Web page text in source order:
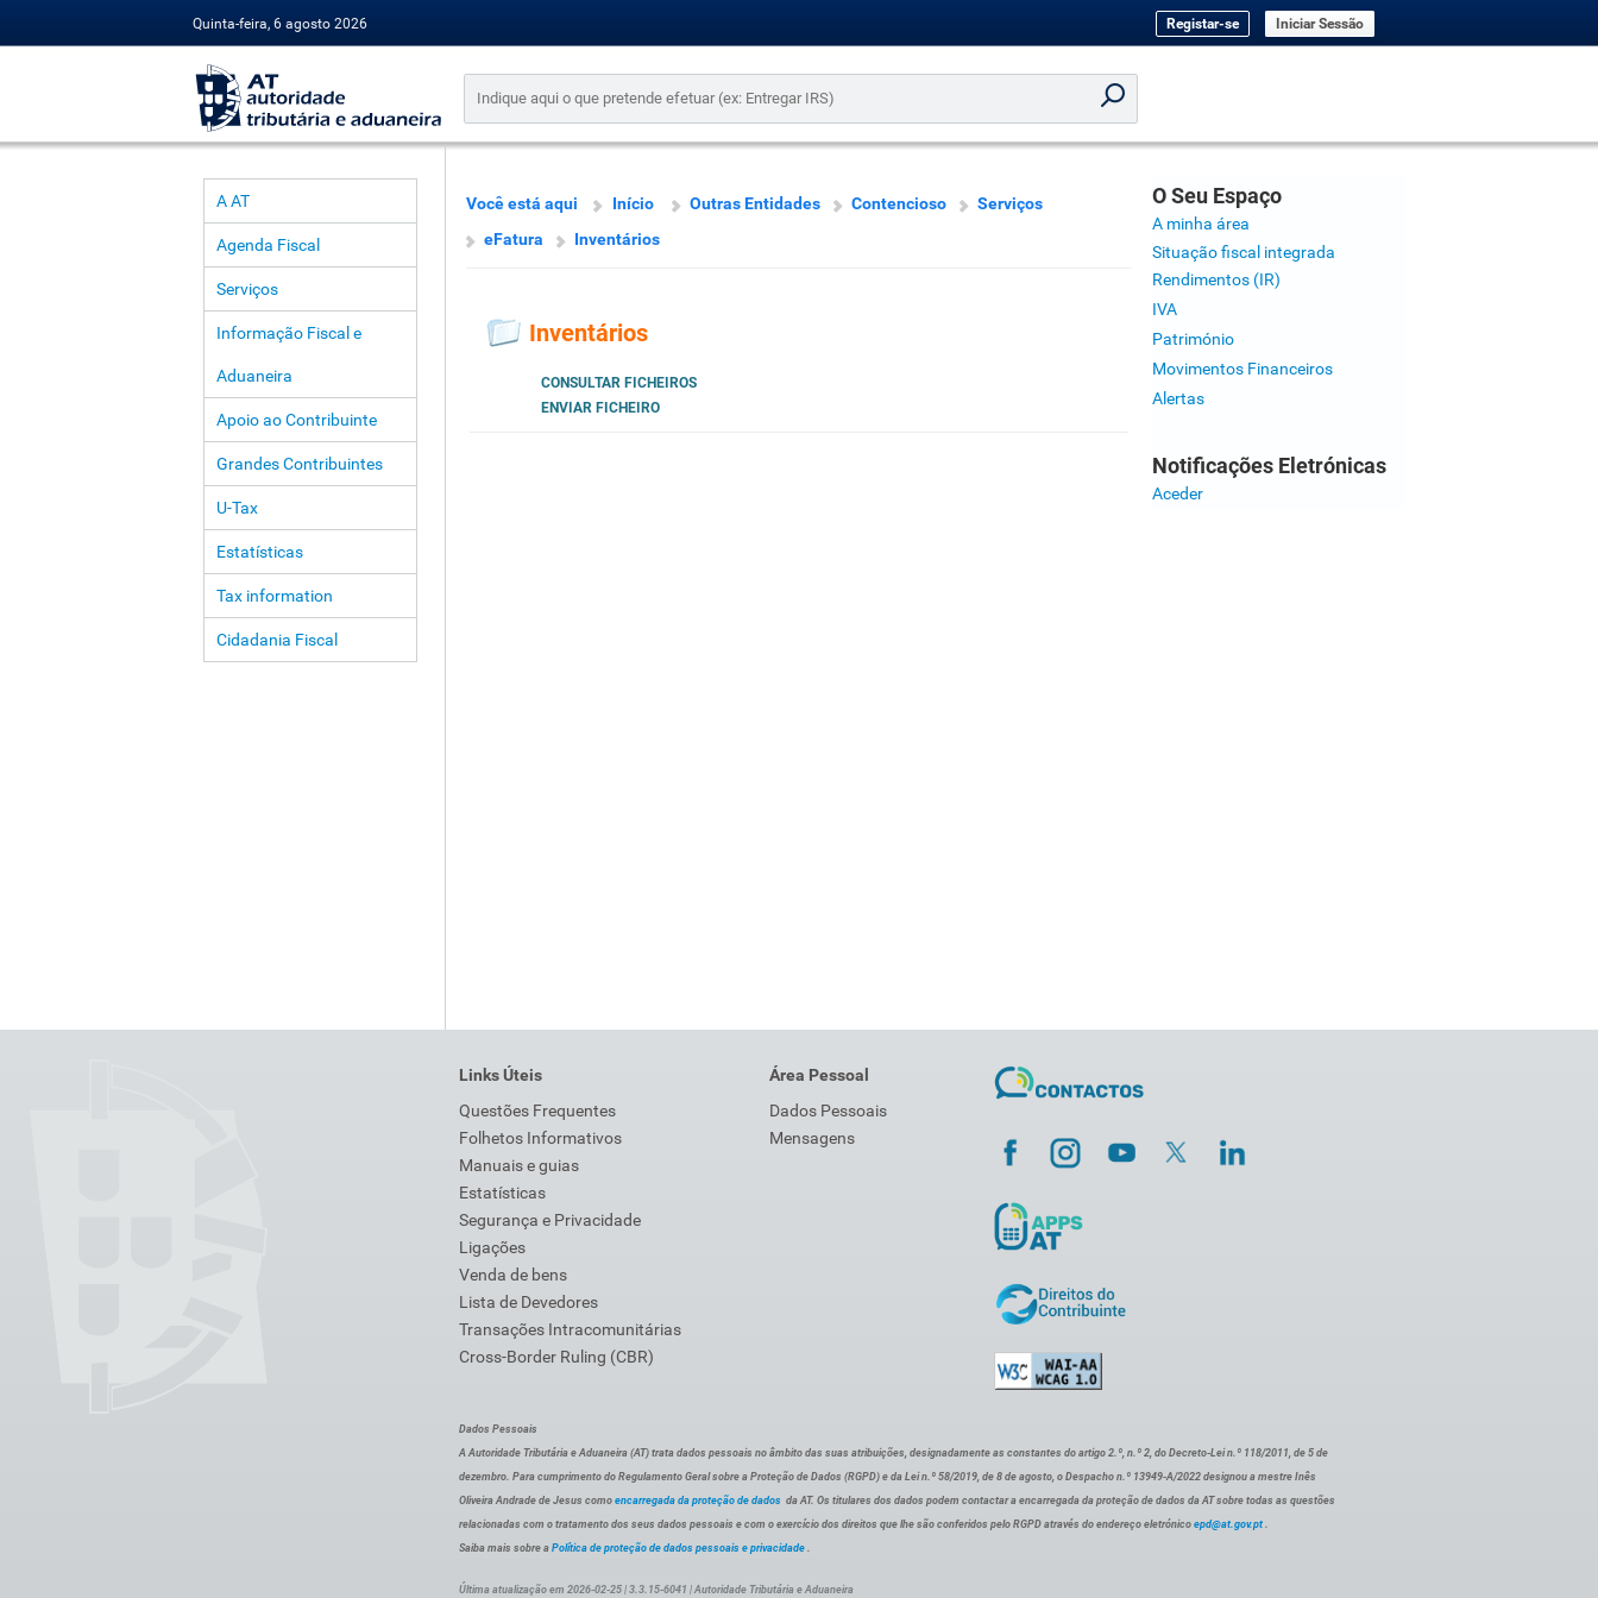
Quinta-feira, 6 agosto 2026 Registar-se Iniciar Sessão
A AT
Agenda Fiscal
Serviços
Informação Fiscal e
Aduaneira
Apoio ao Contribuinte
Grandes Contribuintes
U-Tax
Estatísticas
Tax information
Cidadania Fiscal
Você está aqui Início Outras Entidades Contencioso
Serviços
eFatura
Inventários
Inventários
CONSULTAR FICHEIROS
ENVIAR FICHEIRO
O Seu Espaço
A minha área
Situação fiscal integrada
Rendimentos (IR)
IVA
Património
Movimentos Financeiros
Alertas
Notificações Eletrónicas
Aceder
Links Úteis
Questões Frequentes
Folhetos Informativos
Manuais e guias
Estatísticas
Segurança e Privacidade
Ligações
Venda de bens
Lista de Devedores
Transações Intracomunitárias
Cross-Border Ruling (CBR)
Área Pessoal
Dados Pessoais
Mensagens
Dados Pessoais
A Autoridade Tributária e Aduaneira (AT) trata dados pessoais no âmbito das suas atribuições, designadamente as constantes do artigo 2.º, n.º 2, do Decreto-Lei n.º 118/2011, de 5 de
dezembro. Para cumprimento do Regulamento Geral sobre a Proteção de Dados (RGPD) e da Lei n.º 58/2019, de 8 de agosto, o Despacho n.º 13949-A/2022 designou a mestre Inês
Oliveira Andrade de Jesus como encarregada da proteção de dados da AT. Os titulares dos dados podem contactar a encarregada da proteção de dados da AT sobre todas as questões
relacionadas com o tratamento dos seus dados pessoais e com o exercício dos direitos que lhe são conferidos pelo RGPD através do endereço eletrónico epd@at.gov.pt .
Saiba mais sobre a Política de proteção de dados pessoais e privacidade .
Última atualização em 2026-02-25 | 3.3.15-6041 | Autoridade Tributária e Aduaneira